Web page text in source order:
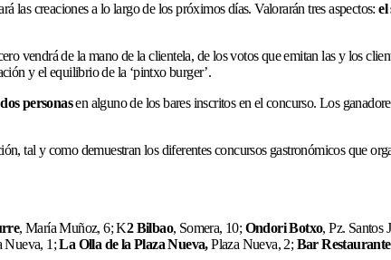
las creaciones a lo largo de los próximos días. Valorarán tres aspectos:el
vendrá de la mano de la clientela, de los votos que emitan las y los
y el equilibrio de la ‘pintxo burger’.
personasen alguno de los bares inscritos en el concurso. Los
tal y como demuestran los diferentes concursos gastronómicos que
, María Muñoz, 6; K2 Bilbao, Somera, 10;Ondori Botxo, Pz. Santos
Nueva, 1;La Olla de la Plaza Nueva,Plaza Nueva, 2;Bar